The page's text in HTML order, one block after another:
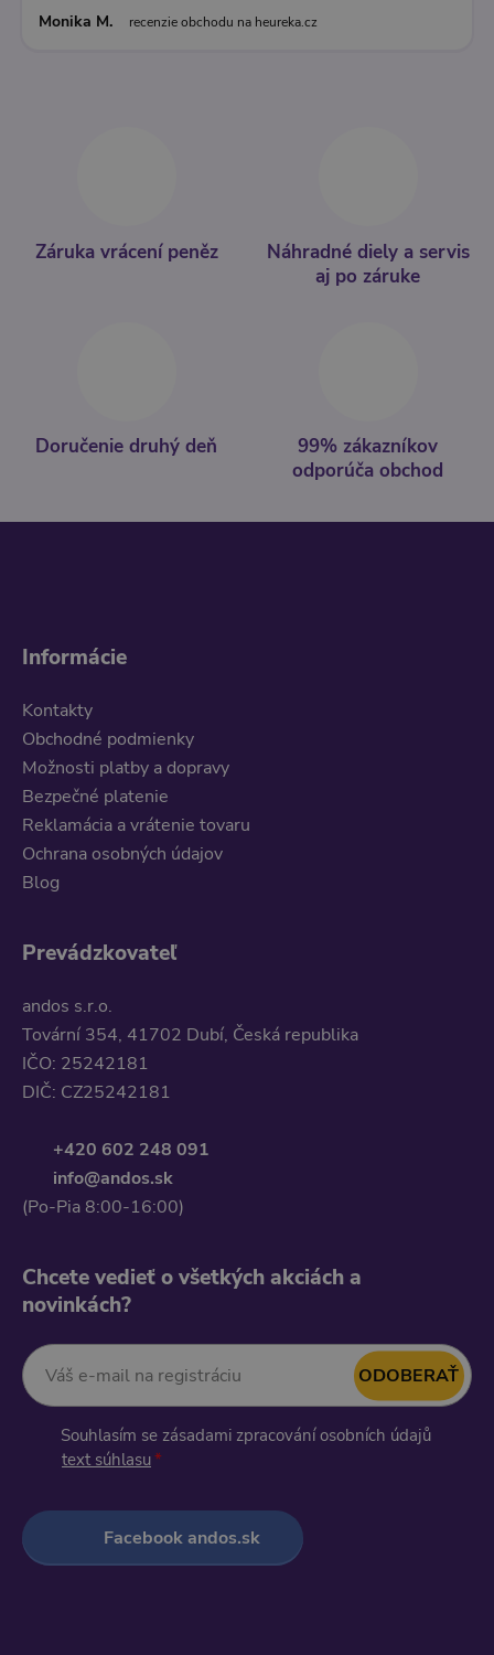
Monika M.
recenzie obchodu na heureka.cz
Záruka vrácení peněz
Náhradné diely a servis
aj po záruke
Doručenie druhý deň
99% zákazníkov
odporúča obchod
Informácie
Kontakty
Obchodné podmienky
Možnosti platby a dopravy
Bezpečné platenie
Reklamácia a vrátenie tovaru
Ochrana osobných údajov
Blog
Prevádzkovateľ
andos s.r.o.
Tovární 354, 41702 Dubí, Česká republika
IČO: 25242181
DIČ: CZ25242181
+420 602 248 091
info@andos.sk
(Po-Pia 8:00-16:00)
Chcete vedieť o všetkých akciách a
novinkách?
Váš e-mail na registráciu: ODOBERAŤ
Souhlasím se zásadami zpracování osobních údajů
text súhlasu
Facebook andos.sk